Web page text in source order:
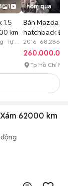
1
1.5
km
Tự
hôm qua
Bán Mazda 2
hatchback Đỏ
2016 68.286
động
Tp Hồ Chí
62000 km